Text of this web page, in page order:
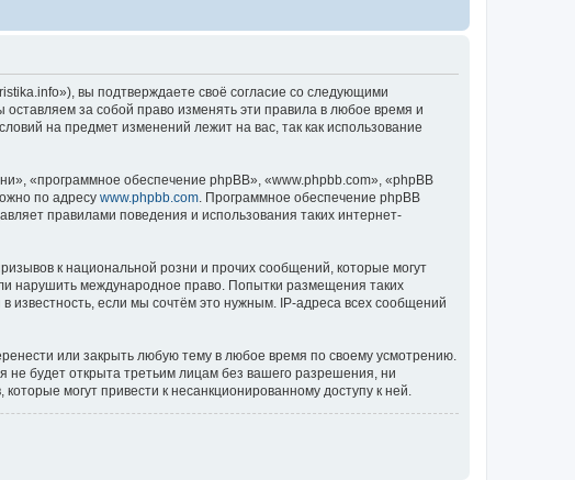
вы подтверждаете своё согласие со следующими
за собой право изменять эти правила в любое время и
на предмет изменений лежит на вас, так как использование
«программное обеспечение phpBB», «www.phpbb.com», «phpBB
по адресу www.phpbb.com. Программное обеспечение phpBB
правилами поведения и использования таких интернет-
к национальной розни и прочих сообщений, которые могут
нарушить международное право. Попытки размещения таких
если мы сочтём это нужным. IP-адреса всех сообщений
или закрыть любую тему в любое время по своему усмотрению.
не будет открыта третьим лицам без вашего разрешения, ни
могут привести к несанкционированному доступу к ней.